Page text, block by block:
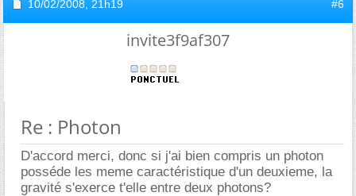
10/02/2008, 21h19 #6
invite3f9af307
Re : Photon
D'accord merci, donc si j'ai bien compris un photon
posséde les meme caractéristique d'un deuxieme, la
gravité s'exerce t'elle entre deux photons?